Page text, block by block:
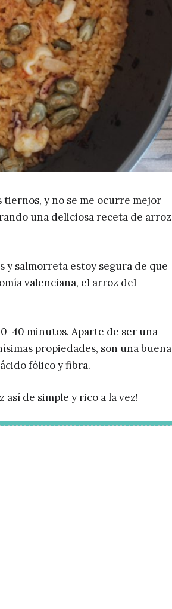
tiernos, y no se me ocurre mejor
una deliciosa receta de arroz
y salmorreta estoy segura de que
valenciana, el arroz del
40 minutos. Aparte de ser una
propiedades, son una buena
fólico y fibra.
de simple y rico a la vez!